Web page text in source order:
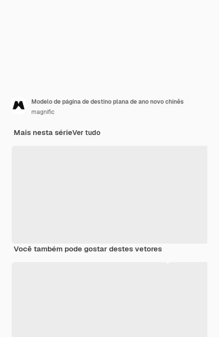
Modelo de página de destino plana de ano novo chinês
magnific
Mais nesta sérieVer tudo
Você também pode gostar destes vetores